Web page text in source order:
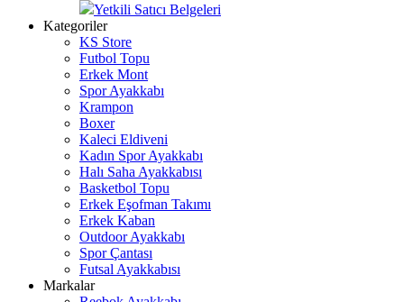
Yetkili Satıcı Belgeleri
Kategoriler
KS Store
Futbol Topu
Erkek Mont
Spor Ayakkabı
Krampon
Boxer
Kaleci Eldiveni
Kadın Spor Ayakkabı
Halı Saha Ayakkabısı
Basketbol Topu
Erkek Eşofman Takımı
Erkek Kaban
Outdoor Ayakkabı
Spor Çantası
Futsal Ayakkabısı
Markalar